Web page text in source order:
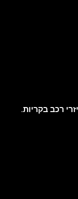
רכב בקריות.